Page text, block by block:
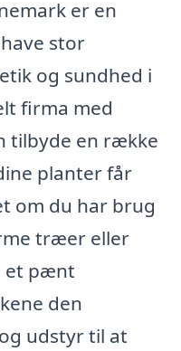
er en
stor
og sundhed i
firma med
tilbyde en række
planter får
om du har brug
træer eller
et pænt
den
udstyr til at